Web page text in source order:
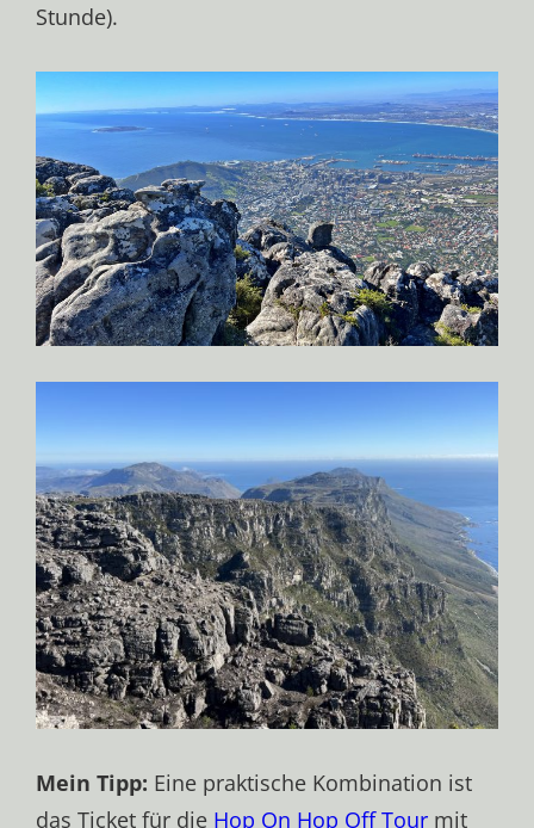
Stunde).
Mein Tipp: Eine praktische Kombination ist
das Ticket für die Hop On Hop Off Tour mit